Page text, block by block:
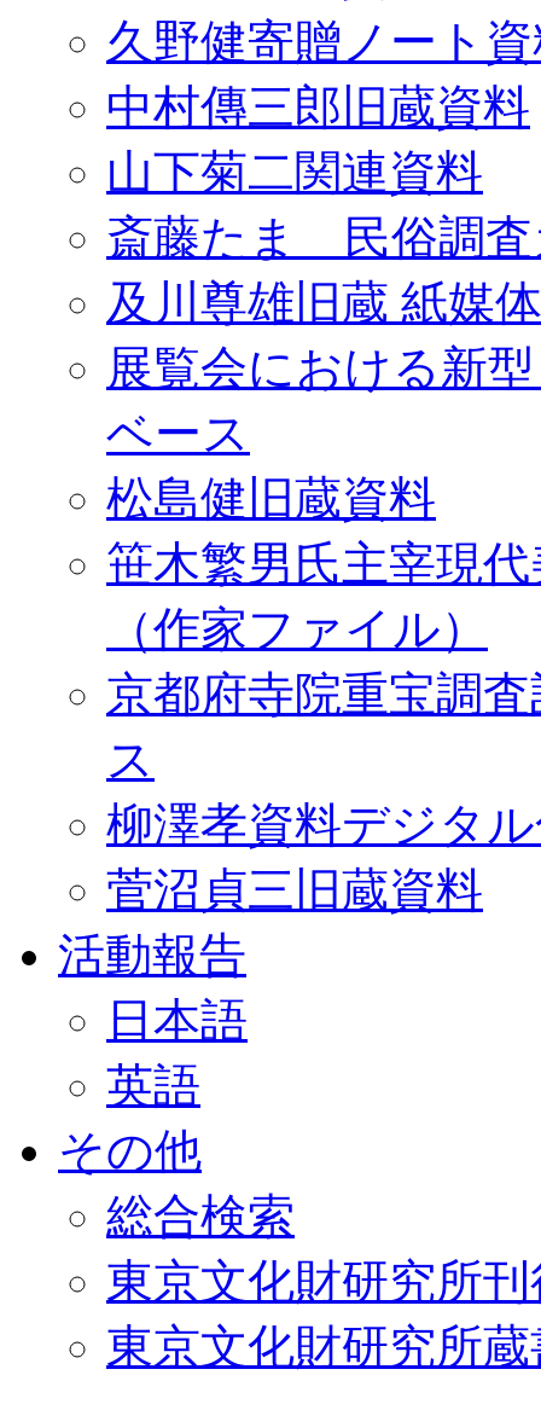
久野健寄贈ノート
中村傳三郎旧蔵資料
山下菊二関連資料
斎藤たま 民俗調査
及川尊雄旧蔵 紙媒
展覧会における新
ベース
松島健旧蔵資料
笹木繁男氏主宰現
（作家ファイル）
京都府寺院重宝調
ス
柳澤孝資料デジタ
菅沼貞三旧蔵資料
活動報告
日本語
英語
その他
総合検索
東京文化財研究所
東京文化財研究所